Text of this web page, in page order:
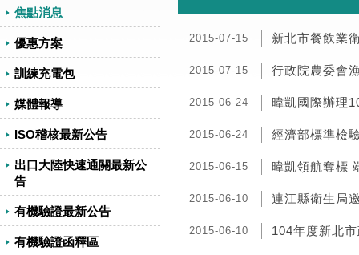
焦點消息
優惠方案
訓練充電包
媒體報導
ISO稽核最新公告
出口大陸快速通關最新公
告
有機驗證最新公告
有機驗證函釋區
2015-07-15 新北市餐飲業
2015-07-15 行政院農委會
2015-06-24 暐凱國際辦理
2015-06-24 經濟部標準檢
2015-06-15 暐凱領航奪標
2015-06-10 連江縣衛生局
2015-06-10 104年度新北